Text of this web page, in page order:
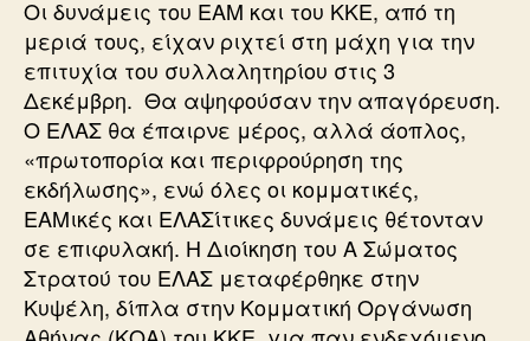
Οι δυνάμεις του ΕΑΜ και του ΚΚΕ, από τη
μεριά τους, είχαν ριχτεί στη μάχη για την
επιτυχία του συλλαλητηρίου στις 3
Δεκέμβρη. Θα αψηφούσαν την απαγόρευση.
Ο ΕΛΑΣ θα έπαιρνε μέρος, αλλά άοπλος,
«πρωτοπορία και περιφρούρηση της
εκδήλωσης», ενώ όλες οι κομματικές,
ΕΑΜικές και ΕΛΑΣίτικες δυνάμεις θέτονταν
σε επιφυλακή. Η Διοίκηση του Α Σώματος
Στρατού του ΕΛΑΣ μεταφέρθηκε στην
Κυψέλη, δίπλα στην Κομματική Οργάνωση